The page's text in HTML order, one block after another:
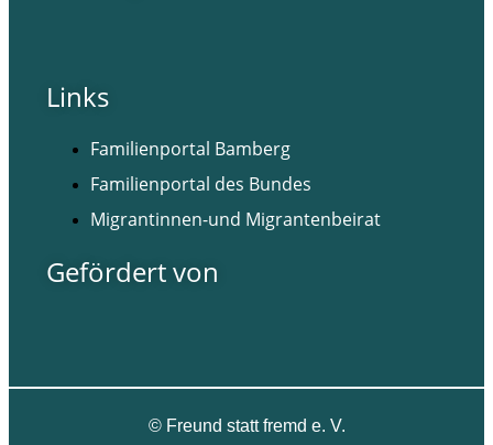
Links
Familienportal Bamberg
Familienportal des Bundes
Migrantinnen-und Migrantenbeirat
Gefördert von
©Freund statt fremd e. V.